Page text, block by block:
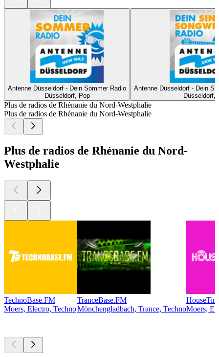
Antenne Düsseldorf - Dein Sommer Radio
Düsseldorf, Pop
Antenne Düsseldorf - Dein
Düsseldorf,
Plus de radios de Rhénanie du Nord-Westphalie
Plus de radios de Rhénanie du Nord-Westphalie
Plus de radios de Rhénanie du Nord-
Westphalie
TechnoBase.FM
Moers, Electro, Techno
TranceBase.FM
Mönchengladbach, Trance, TechnoMoers,